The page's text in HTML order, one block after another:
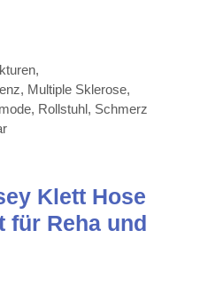
,
, Multiple Sklerose,
, Rollstuhl , Schmerz
Klett Hose
für Reha und